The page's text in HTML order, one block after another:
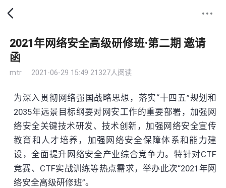
2021年网络安全高级研修班·第二期 邀请
函
mtr 2021-06-29 15:49 21327人阅读
为深入贯彻网络强国战略思想，落实“十四五”规划和
2035年远景目标纲要对网安工作的重要部署，加强网
络安全关键技术研发、技术创新，加强网络安全宣传
教育和人才培养，加强网络安全保障体系和能力建
设，全面提升网络安全产业综合竞争力。特针对CTF
竞赛、CTF实战训练等热点需求，举办此次“2021年网
络安全高级研修班”。